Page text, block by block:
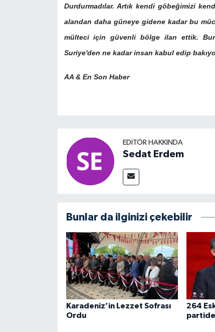
Durdurmadılar. Artık kendi göbeğimizi
alandan daha güneye gidene kadar bu
mülteci için güvenli bölge ilan ettik.
Suriye'den ne kadar insan kabul edip
AA & En Son Haber
EDITÖR HAKKINDA
Sedat Erdem
Bunlar da ilginizi çekebilir
Karadeniz’in Lezzet Sofrası
Ordu
264